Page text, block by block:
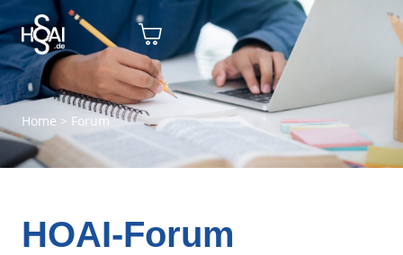
Home > Forum
HOAI-Forum